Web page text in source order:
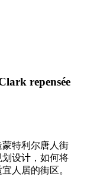
repensée
特利尔唐人街
设计，如何将
人居的街区。